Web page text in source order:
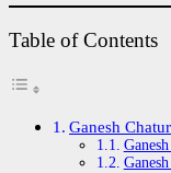
Table of Contents
Ganesh